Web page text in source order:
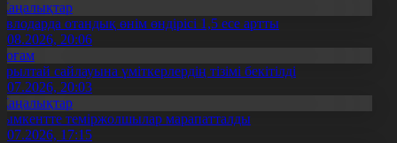
отандық өнім өндірісі 1,5 есе артты
20:06
сайлауына үміткерлердің тізімі бекітілді
20:03
теміржолшылар марапатталды
17:15